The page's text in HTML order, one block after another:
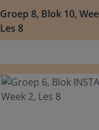
Groep 8, Blok 10,
Les 8